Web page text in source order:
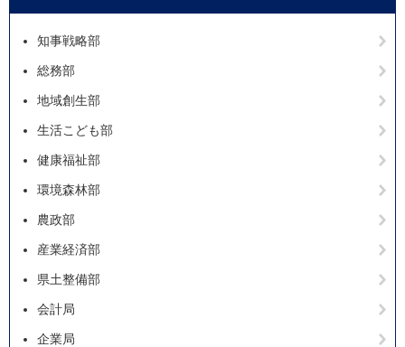
知事戦略部
総務部
地域創生部
生活こども部
健康福祉部
環境森林部
農政部
産業経済部
県土整備部
会計局
企業局